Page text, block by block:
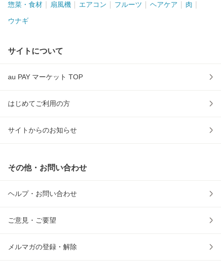
惣菜・食材 扇風機 エアコン フルーツ ヘアケア 肉
ウナギ
サイトについて
au PAY マーケット TOP
はじめてご利用の方
サイトからのお知らせ
その他・お問い合わせ
ヘルプ・お問い合わせ
ご意見・ご要望
メルマガの登録・解除